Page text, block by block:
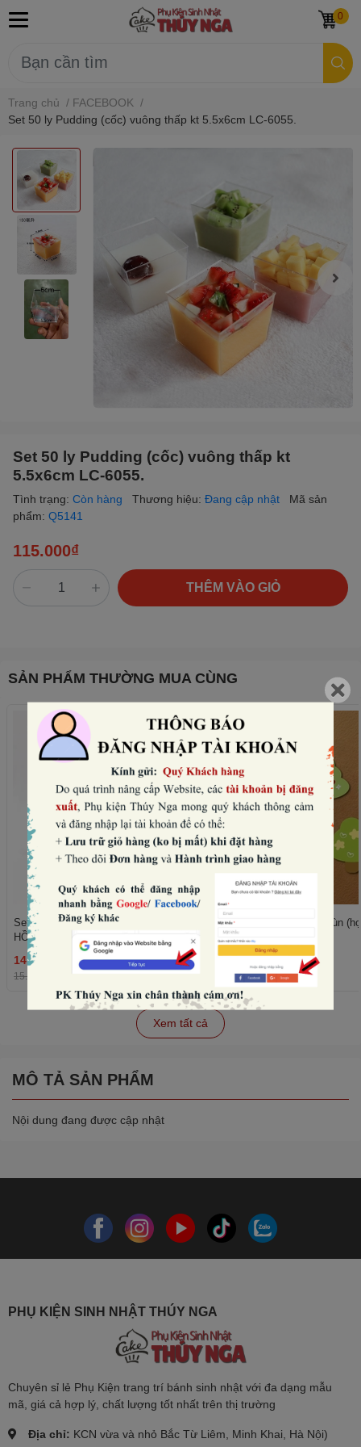
0
Trang chủ / FACEBOOK /
Set 50 ly Pudding (cốc) vuông thấp kt 5.5x6cm LC-6055.
Set 50 ly Pudding (cốc) vuông thấp kt
5.5x6cm LC-6055.
Tình trạng: Còn hàng Thương hiệu: Đang cập nhật
Mã sản
phẩm: Q5141
115.000₫
THÊM VÀO GIỎ
SẢN PHẨM THƯỜNG MUA CÙNG
Set 10 mũ sinh nhật hình vương miện-
HỒNG NHẠT (con voi).
14.400₫
15.000₫
THÊM
Set 50 cây giấy xanh lùn
trái tim).
11.520₫
12.000₫ -4%
Xem tất cả
MÔ TẢ SẢN PHẨM
Nội dung đang được cập nhật
PHỤ KIỆN SINH NHẬT THÚY NGA
Chuyên sỉ lẻ Phụ Kiện trang trí bánh sinh nhật với đa dạng mẫu
mã, giá cả hợp lý, chất lượng tốt nhất trên thị trường
Địa chỉ: KCN vừa và nhỏ Bắc Từ Liêm, Minh Khai, Hà Nội)